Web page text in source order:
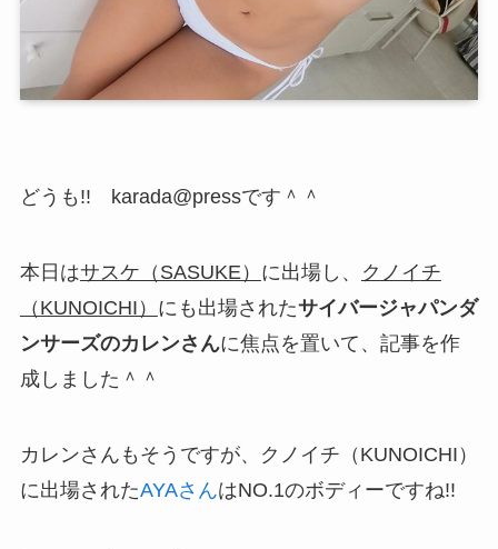
どうも!! karada@pressです＾＾
本日はサスケ（SASUKE） に出場し、
クノイチ
（KUNOICHI） にも出場されたサイバージャパンダ
ンサーズのカレンさんに焦点を置いて、記事を作
成しました＾＾
カレンさんもそうですが、クノイチ（KUNOICHI）
に出場されたAYAさんはNO.1のボディーですね!!